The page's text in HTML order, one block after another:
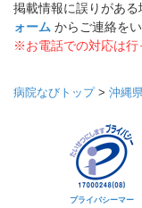
掲載情報に誤りがある
ォーム からご連絡を
※お電話での対応は行
病院なびトップ> 沖縄
プライバシーマー